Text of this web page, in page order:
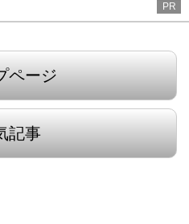
PR
ページ
記事